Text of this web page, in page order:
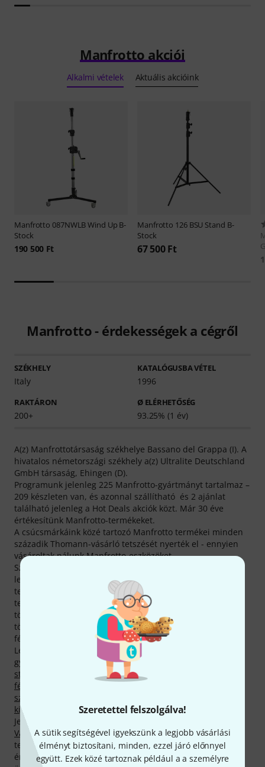
Szeretettel felszolgálva!
A sütik segítségével igyekszünk a legjobb vásárlási
élményt biztosítani, minden, ezzel járó előnnyel
együtt. Ezek közé tartoznak például a a személyre
Manfrotto akciói
Alkalmi vételek Aktuális akcióink
Manfrotto 087NWLB Wind Up B-
Stock
190 500 Ft
Manfrotto 126 BSU Stand B-
Stock
67 500 Ft
Manfrotto - érdekességek a cégről
SZÉKHELY
Italy
KATALÓGUSBA VÉTEL
1996
RAKTÁRON
200+
Ø ELÉRHETŐSÉG
93.25% (1 év)
A(z) Manfrottotársaság székhelye Bassano del Grappa (I). A
hivatalos németországi székhely a(z) Ultralite Deutschland
GmbH társaság, Ehingen (D).
Programunk jelenleg 225 Manfrotto-gyártmányt tartalmaz –
209 készleten van, és azonnal szállítható és 2 ajánlat
található jelenleg a Hot Deals akciók közt. Már 30 éve
értékesítünk Manfrotto-termékeket.
A csúcsmárkáink közé tartozó Manfrotto termékei minden
századik Thomann-vásárló tetszését nyerték el - ennyien
vásároltak nálunk Manfrotto-eszközöket.
Szeretnénk oldalunk minden egyes látogatóját a
legalaposabban tájékoztatni Manfrotto gyártotta
termékeinkről, amiről jelenleg 8748 médiatartalom,
tesztbeszámoló és értékelés gondoskodik, nem beszélve a
többi, érdeklődésre számot tartó tudnivalóról, amiket
többek közt 2120 termékfotó, 120 különböző 360 fokos
fénykép és 6508 értékelés biztosít.
Legkeresettebb termékeink közt jelenleg 48, Manfrotto
gyártotta termék található,Fényállványok
stb.
Gémek, hattyúnyakak,Háttérrendszerek és
fényformálók
Mikrofonállványok és -tartók
szettek, háttér- és kulisszarendszerek
kijelzőtartók
kategóriáinkban.
Jelenleg legkeresettebb termékünk neve
Variable Friction Arm. Az abszolút bajnok Manfrotto -
termék pedig az áruházunkból eddig 100.000 alkalommal
értékesített, vásárlóink körében nagy népszerűségnek